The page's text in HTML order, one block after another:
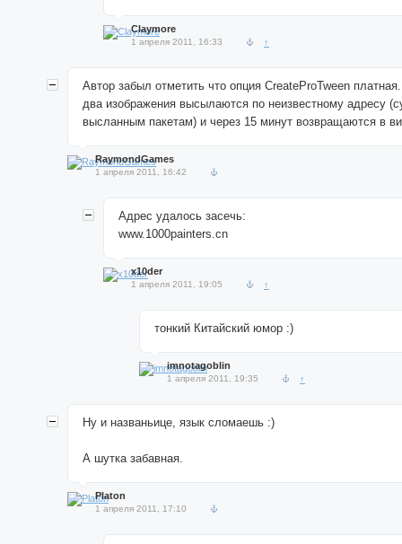
Claymore
1 апреля 2011, 16:33 ↑
Автор забыл отметить что опция CreateProTween
два изображения высылаются по неизвестному адресу
высланным пакетам) и через 15 минут возвращаются в
RaymondGames
1 апреля 2011, 16:42
Адрес удалось засечь:
www.1000painters.cn
x10der
1 апреля 2011, 19:05 ↑
тонкий Китайский юмор :)
imnotagoblin
1 апреля 2011, 19:35 ↑
Ну и названьице, язык сломаешь :)
А шутка забавная.
Platon
1 апреля 2011, 17:10